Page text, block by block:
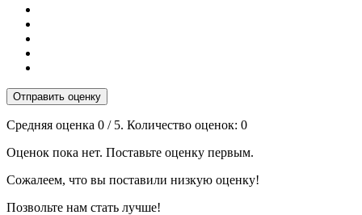
Отправить оценку
Средняя оценка 0 / 5. Количество оценок: 0
Оценок пока нет. Поставьте оценку первым.
Сожалеем, что вы поставили низкую оценку!
Позвольте нам стать лучше!